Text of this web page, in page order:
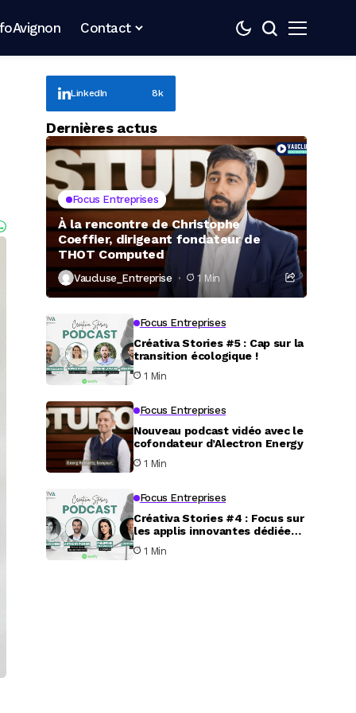
Contact
LinkedIn 8k
Dernières actus
Focus Entreprises
À la rencontre de Christophe
Coeffier, dirigeant fondateur de
THOT Computed
Vaucluse_Entreprise 1 Min
Focus Entreprises
Créativa Stories #5 : Cap sur la
transition écologique !
1 Min
Focus Entreprises
Nouveau podcast vidéo avec le
cofondateur d’Alectron Energy
1 Min
Focus Entreprises
Créativa Stories #4 : Focus sur
les applis innovantes dédiées
au service aux particuliers
1 Min